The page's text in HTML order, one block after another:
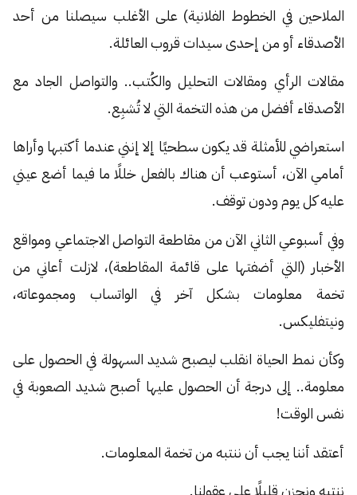
الملاحين في الخطوط الفلانية) على الأغلب سيصلنا من أحد
الأصدقاء أو من إحدى سيدات قروب العائلة.
مقالات الرأي ومقالات التحليل والكُتب.. والتواصل الجاد مع
الأصدقاء أفضل من هذه التخمة التي لا تُشبِع.
استعراضي للأمثلة قد يكون سطحيًا إلا إنني عندما أكتبها وأراها
أمامي الآن، أستوعب أن هناك بالفعل خللًا ما فيما أضع عيني
عليه كل يوم ودون توقف.
وفي أسبوعي الثاني الآن من مقاطعة التواصل الاجتماعي ومواقع
الأخبار (التي أضفتها على قائمة المقاطعة)، لازلت أعاني من
تخمة معلومات بشكل آخر في الواتساب ومجموعاته،
ونيتفليكس.
وكأن نمط الحياة انقلب ليصبح شديد السهولة في الحصول على
معلومة.. إلى درجة أن الحصول عليها أصبح شديد الصعوبة في
نفس الوقت!
أعتقد أننا يجب أن ننتبه من تخمة المعلومات.
ننتبه ونحزن قليلًا على عقولنا.